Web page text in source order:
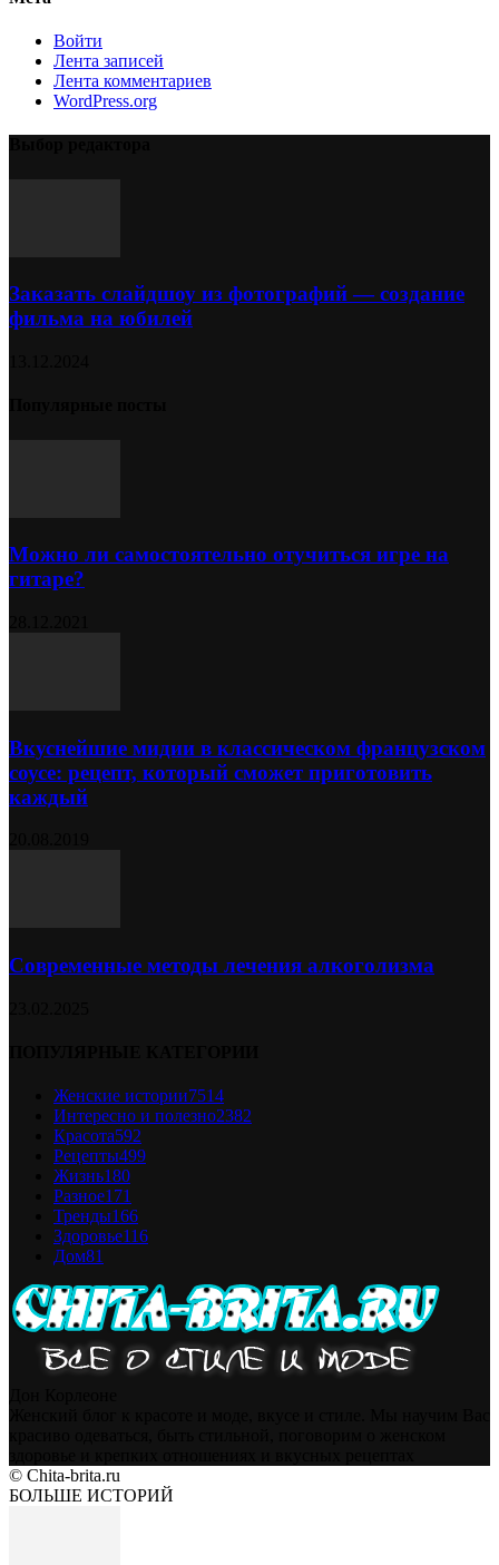
Войти
Лента записей
Лента комментариев
WordPress.org
Заказать слайдшоу из фотографий — создание
фильма на юбилей
Можно ли самостоятельно отучиться игре на
гитаре?
Вкуснейшие мидии в классическом французском
соусе: рецепт, который сможет приготовить
каждый
Современные методы лечения алкоголизма
Женские истории7514
Интересно и полезно2382
Красота592
Рецепты499
Жизнь180
Разное171
Тренды166
Здоровье116
Дом81
© Chita-brita.ru
БОЛЬШЕ ИСТОРИЙ